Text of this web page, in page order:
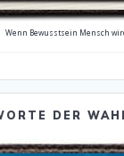
Wenn Bewusstsein Mensch
DER